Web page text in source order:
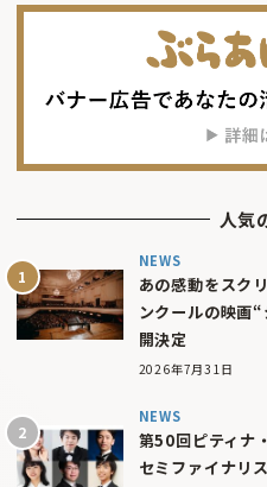
人気
NEWS
あの感動をスク
ンクールの映画
開決定
2026年7月31日
NEWS
第50回ピティナ
セミファイナリ